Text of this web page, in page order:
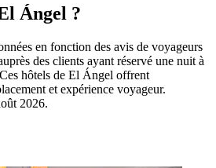
Ángel ?
en fonction des avis de voyageurs
des clients ayant réservé une nuit à
hôtels de El Ángel offrent
et expérience voyageur.
2026.